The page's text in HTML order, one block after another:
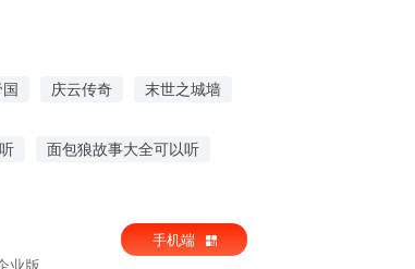
庆云传奇 末世之城墙
面包狼故事大全可以听
业版
手机端